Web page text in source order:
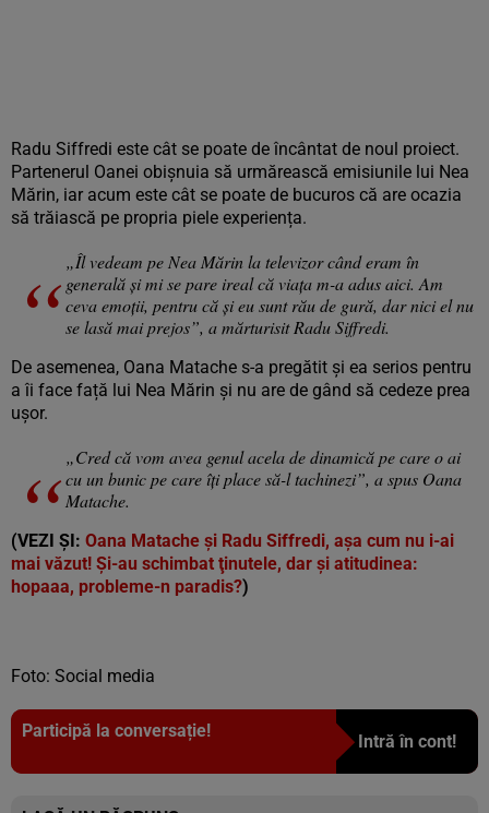
Radu Siffredi este cât se poate de încântat de noul proiect.
Partenerul Oanei obișnuia să urmărească emisiunile lui Nea
Mărin, iar acum este cât se poate de bucuros că are ocazia
să trăiască pe propria piele experiența.
„Îl vedeam pe Nea Mărin la televizor când eram în
generală și mi se pare ireal că viața m-a adus aici. Am
ceva emoții, pentru că și eu sunt rău de gură, dar nici el nu
se lasă mai prejos”, a mărturisit Radu Siffredi.
De asemenea, Oana Matache s-a pregătit și ea serios pentru
a îi face față lui Nea Mărin și nu are de gând să cedeze prea
ușor.
„Cred că vom avea genul acela de dinamică pe care o ai
cu un bunic pe care îți place să-l tachinezi”, a spus Oana
Matache.
(VEZI ȘI: Oana Matache şi Radu Siffredi, aşa cum nu i-ai
mai văzut! Şi-au schimbat ţinutele, dar şi atitudinea:
hopaaa, probleme-n paradis?)
Foto: Social media
Participă la conversație!
Intră în cont!